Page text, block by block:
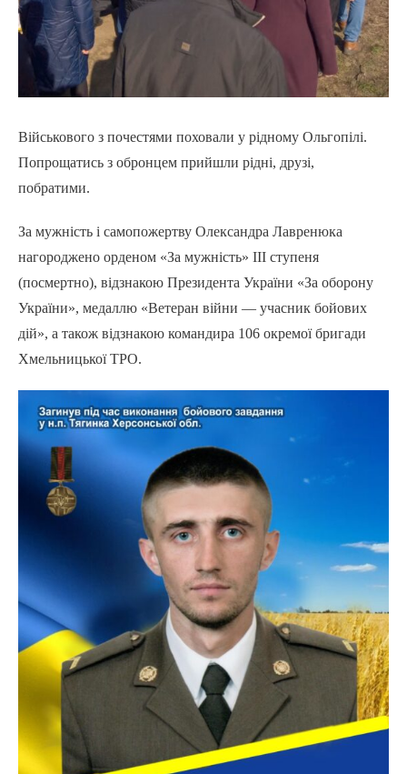
Військового з почестями поховали у рідному Ольгопілі.
Попрощатись з обронцем прийшли рідні, друзі,
побратими.
За мужність і самопожертву Олександра Лавренюка
нагороджено орденом «За мужність» ІІІ ступеня
(посмертно), відзнакою Президента України «За оборону
України», медаллю «Ветеран війни — учасник бойових
дій», а також відзнакою командира 106 окремої бригади
Хмельницької ТРО.